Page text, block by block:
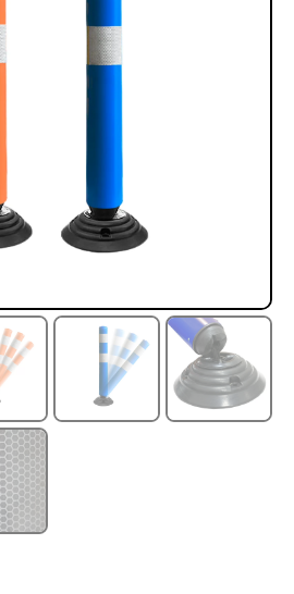
5.926.486
Leer más
50%